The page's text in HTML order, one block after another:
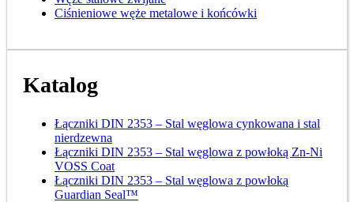
Ciśnieniowe węże metalowe i końcówki
Katalog
Łączniki DIN 2353 – Stal węglowa cynkowana i stal
nierdzewna
Łączniki DIN 2353 – Stal węglowa z powłoką Zn-Ni
VOSS Coat
Łączniki DIN 2353 – Stal węglowa z powłoką
Guardian Seal™